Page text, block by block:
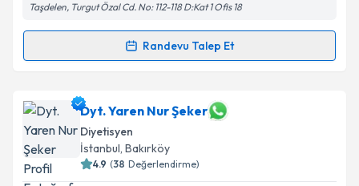
Kişisel verilerimin işlenmesine ilişkinAydınlatma
kapsamda işlenmesini kabul ediyorum.
Takvim Talebini Gönder
Taşdelen, Turgut Özal Cd. No: 112-118 D:Kat 1 Ofis 18
Randevu Talep Et
Randevu Takvimi Talebi
Uzm. Dyt. İzel Gözübekiçin randevu takvimi talebi
oluşturun. Size bu uzmandan randevu almanız için bir
takvim hazırlandığında e-posta ile bilgilendireceğiz.
E-posta Adresiniz
Dyt. Yaren Nur Şeker
Diyetisyen
İstanbul, Bakırköy
4.9 (38 Değerlendirme)